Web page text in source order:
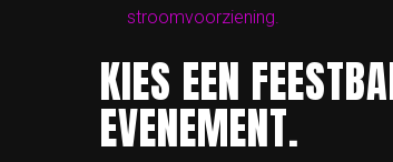
stroomvoorziening.
KIES EEN
EVENEMENT.